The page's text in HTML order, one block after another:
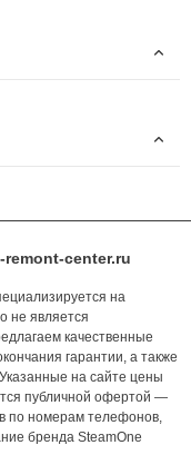
center.ru
на
не является
качественные
гарантии, а также
на сайте цены
публичной офертой —
по номерам телефонов,
бренда SteamOne